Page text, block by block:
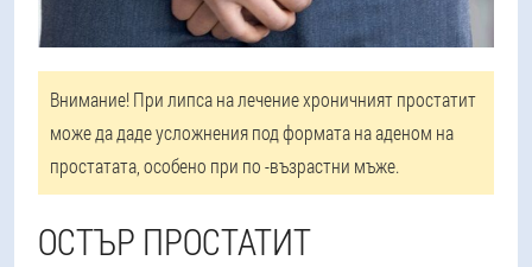
Внимание!При липса на лечение хроничният простатит
може да даде усложнения под формата на аденом на
простатата, особено при по -възрастни мъже.
ОСТЪР ПРОСТАТИТ